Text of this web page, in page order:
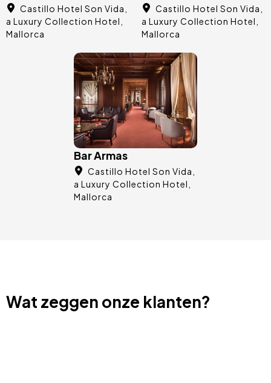
Castillo Hotel Son Vida,
a Luxury Collection Hotel
Mallorca
Castillo Hotel Son Vida,
a Luxury Collection Hotel
Mallorca
Afbeelding
Bar Armas
Castillo Hotel Son Vida,
a Luxury Collection Hotel
Mallorca
Wat zeggen onze klanten?